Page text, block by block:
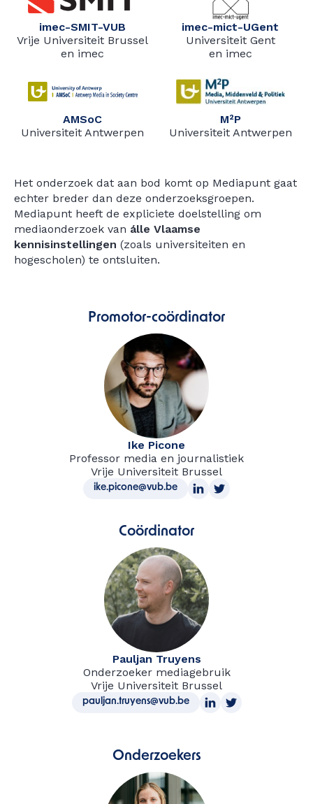
imec-SMIT-VUB
Vrije Universiteit Brussel
en imec
imec-mict-UGent
Universiteit Gent
en imec
AMSoC
Universiteit Antwerpen
M²P
Universiteit Antwerpen
Het onderzoek dat aan bod komt op Mediapunt gaat
echter breder dan deze onderzoeksgroepen.
Mediapunt heeft de expliciete doelstelling om
mediaonderzoek van álle Vlaamse
kennisinstellingen (zoals universiteiten en
hogescholen) te ontsluiten.
Promotor-coördinator
Ike Picone
Professor media en journalistiek
Vrije Universiteit Brussel
ike.picone@vub.be
Coördinator
Pauljan Truyens
Onderzoeker mediagebruik
Vrije Universiteit Brussel
pauljan.truyens@vub.be
Onderzoekers